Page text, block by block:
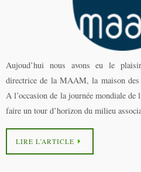
Aujoud’hui nous avons eu le
directrice de la MAAM, la maison des
A l’occasion de la journée mondiale de
faire un tour d’horizon du milieu
LIRE L’ARTICLE